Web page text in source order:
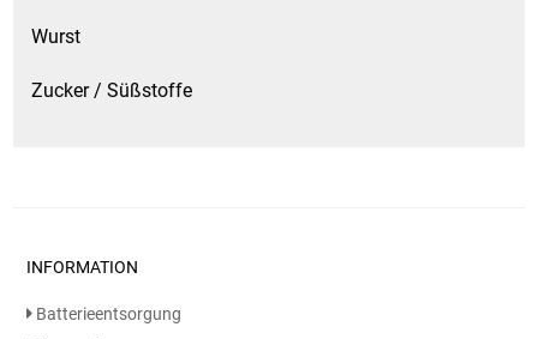
Wurst
Zucker / Süßstoffe
INFORMATION
Batterieentsorgung